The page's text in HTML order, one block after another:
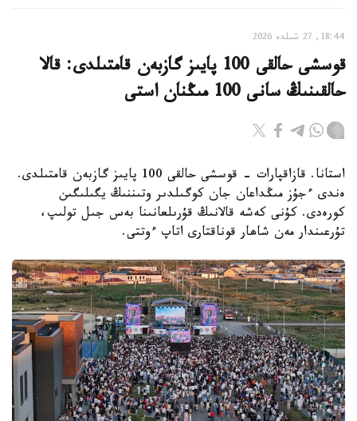
18:44, 27 شىلدە 2026
قوسشى حالقى 100 پايىز گازبەن قامتىلدى: قالا
حالقىنىڭ سانى 100 مىڭنان استى
استانا. قازاقپارات - قوسشى حالقى 100 پايىز گازبەن قامتىلدى.
ەندى ءجۇز مىڭداعان جان كوگىلدىر وتىننىڭ يگىلىگىن
كورەدى. كۇنى كەشە قالانىڭ قۇرىلعانىنا بەس جىل تولىپ،
تۇرعىندار مەن شاھار قوناقتارى اتاپ ءوتتى.